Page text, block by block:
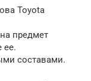
Toyota
предмет
ее.
составами.